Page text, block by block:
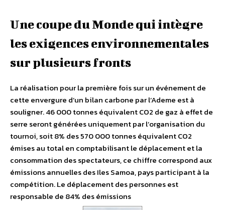
Une coupe du Monde qui intègre
les exigences environnementales
sur plusieurs fronts
La réalisation pour la première fois sur un événement de
cette envergure d’un bilan carbone par l’Ademe est à
souligner. 46 000 tonnes équivalent CO2 de gaz à effet de
serre seront générées uniquement par l’organisation du
tournoi, soit 8% des 570 000 tonnes équivalent CO2
émises au total en comptabilisant le déplacement et la
consommation des spectateurs, ce chiffre correspond aux
émissions annuelles des Iles Samoa, pays participant à la
compétition. Le déplacement des personnes est
responsable de 84% des émissions